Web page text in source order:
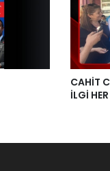
CAHİT
İLGİ